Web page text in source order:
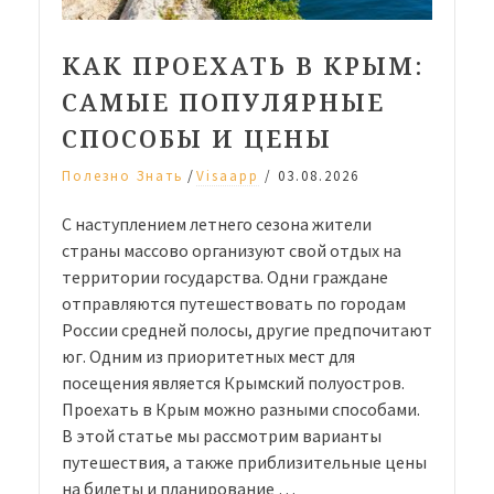
КАК ПРОЕХАТЬ В КРЫМ:
САМЫЕ ПОПУЛЯРНЫЕ
СПОСОБЫ И ЦЕНЫ
Полезно Знать /Visaapp / 03.08.2026
С наступлением летнего сезона жители
страны массово организуют свой отдых на
территории государства. Одни граждане
отправляются путешествовать по городам
России средней полосы, другие предпочитают
юг. Одним из приоритетных мест для
посещения является Крымский полуостров.
Проехать в Крым можно разными способами.
В этой статье мы рассмотрим варианты
путешествия, а также приблизительные цены
на билеты и планирование …